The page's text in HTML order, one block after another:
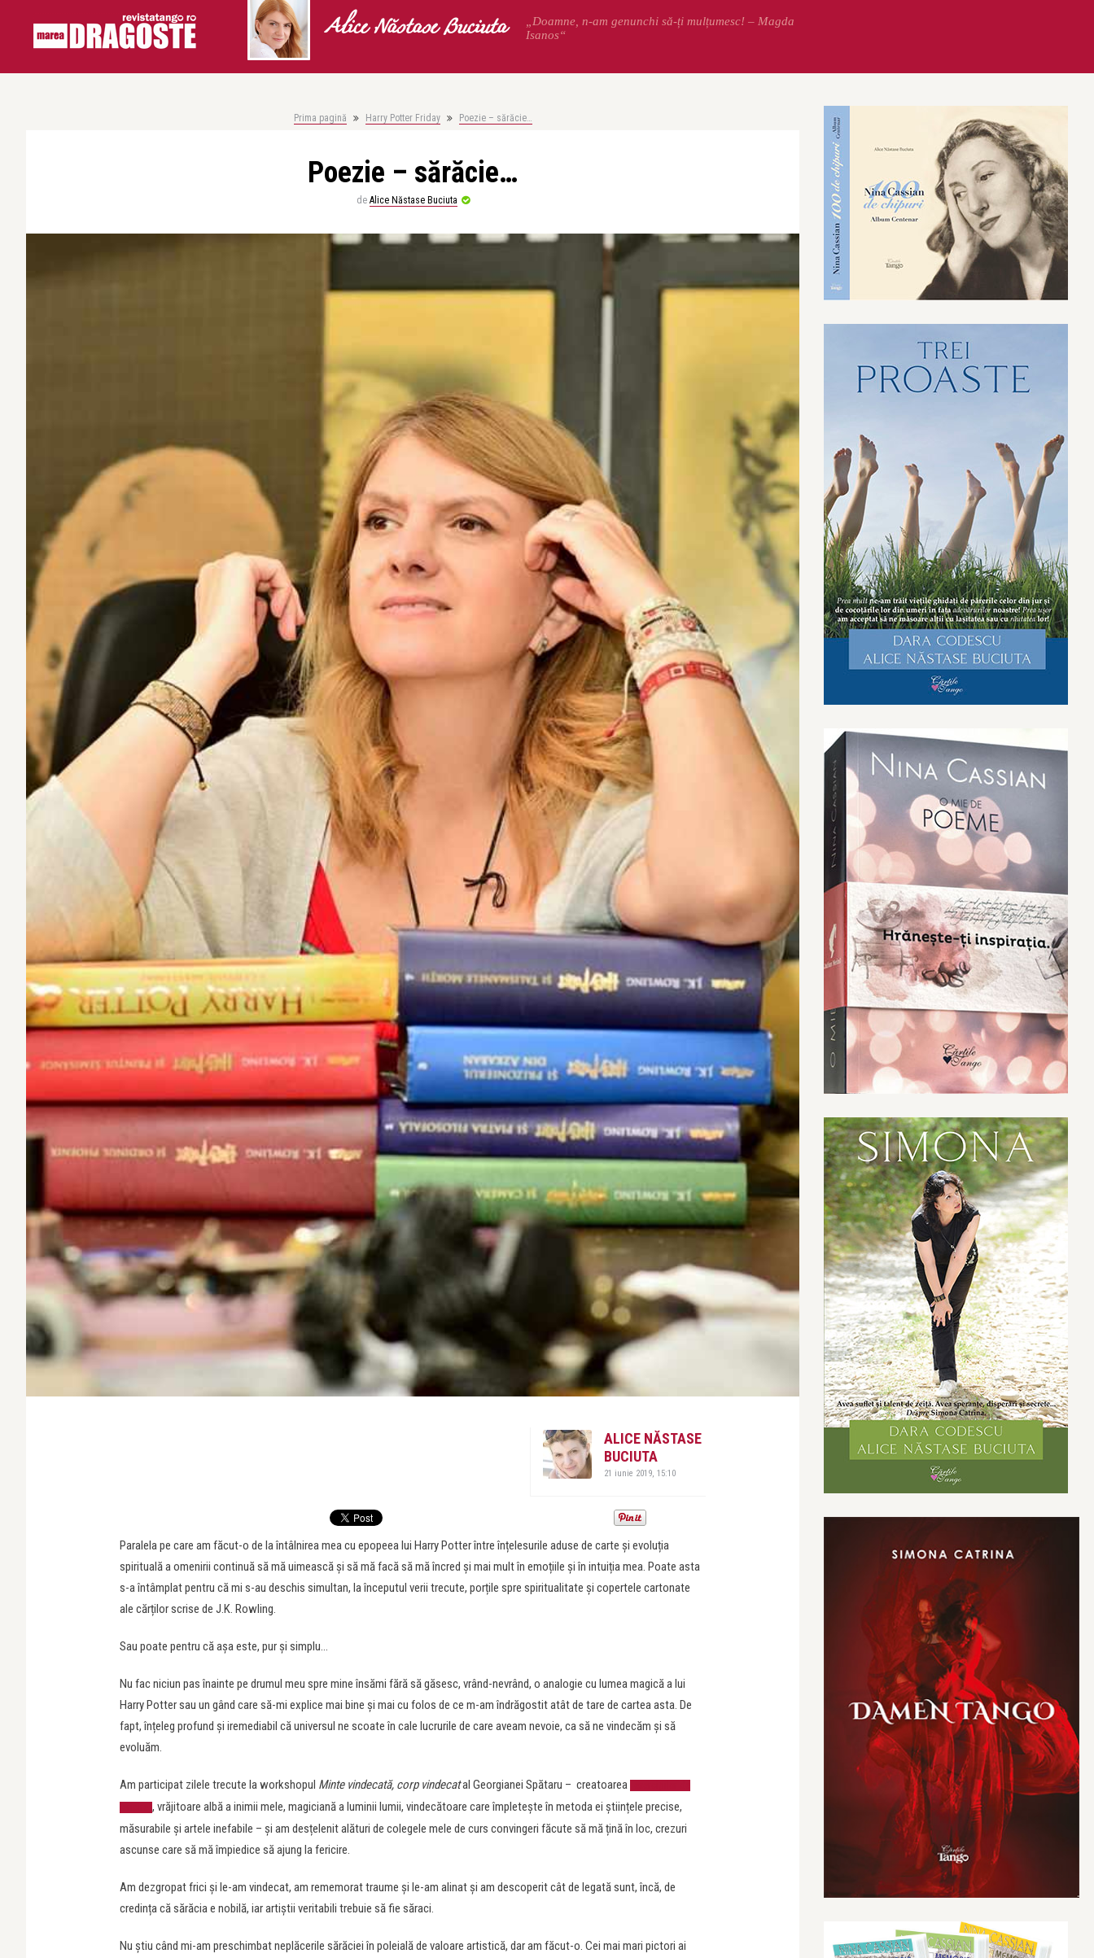
Alice Năstase Buciuta
„Doamne, n-am genunchi să-ți mulțumesc! – Magda
Isanos“
Prima pagină Harry Potter Friday Poezie – sărăcie…
Poezie – sărăcie…
de Alice Năstase Buciuta
ALICE NĂSTASE
BUCIUTA
21 iunie 2019, 15:10
Paralela pe care am făcut-o de la întâlnirea mea cu epopeea lui Harry Potter între înțelesurile aduse de carte și evoluția
spirituală a omenirii continuă să mă uimească și să mă facă să mă încred și mai mult în emoțiile și în intuiția mea. Poate asta
s-a întâmplat pentru că mi s-au deschis simultan, la începutul verii trecute, porțile spre spiritualitate și copertele cartonate
ale cărților scrise de J.K. Rowling.
Sau poate pentru că așa este, pur și simplu…
Nu fac niciun pas înainte pe drumul meu spre mine însămi fără să găsesc, vrând-nevrând, o analogie cu lumea magică a lui
Harry Potter sau un gând care să-mi explice mai bine și mai cu folos de ce m-am îndrăgostit atât de tare de cartea asta. De
fapt, înțeleg profund și iremediabil că universul ne scoate în cale lucrurile de care aveam nevoie, ca să ne vindecăm și să
evoluăm.
Am participat zilele trecute la workshopul Minte vindecată, corp vindecatal Georgianei Spătaru – creatoarea
, vrăjitoare albă a inimii mele, magiciană a luminii lumii, vindecătoare care împletește în metoda ei științele precise,
măsurabile și artele inefabile – și am desțelenit alături de colegele mele de curs convingeri făcute să mă țină în loc, crezuri
ascunse care să mă împiedice să ajung la fericire.
Am dezgropat frici și le-am vindecat, am rememorat traume și le-am alinat și am descoperit cât de legată sunt, încă, de
credința că sărăcia e nobilă, iar artiștii veritabili trebuie să fie săraci.
Nu știu când mi-am preschimbat neplăcerile sărăciei în poleială de valoare artistică, dar am făcut-o. Cei mai mari pictori ai